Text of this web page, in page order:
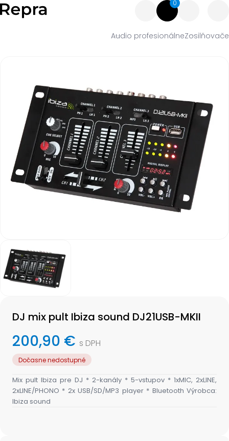
0
Audio profesionálneZosilňovače
of
DJ mix pult Ibiza sound DJ21USB-MKII
200,90 € s DPH
Dočasne nedostupné
Mix pult Ibiza pre DJ * 2-kanály * 5-vstupov * 1xMIC, 2xLINE,
2xLINE/PHONO * 2x USB/SD/MP3 player * Bluetooth Výrobca:
Ibiza sound